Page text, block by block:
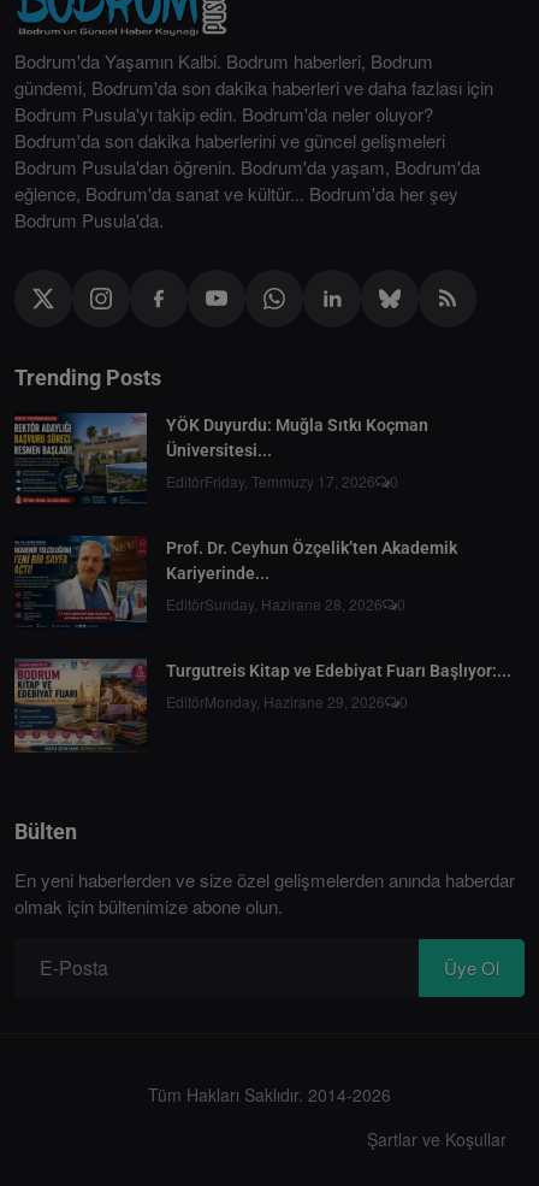
Bodrum'da Yaşamın Kalbi. Bodrum haberleri, Bodrum
gündemi, Bodrum'da son dakika haberleri ve daha fazlası için
Bodrum Pusula'yı takip edin. Bodrum'da neler oluyor?
Bodrum'da son dakika haberlerini ve güncel gelişmeleri
Bodrum Pusula'dan öğrenin. Bodrum'da yaşam, Bodrum'da
eğlence, Bodrum'da sanat ve kültür... Bodrum'da her şey
Bodrum Pusula'da.
Trending Posts
YÖK Duyurdu: Muğla Sıtkı Koçman
Üniversitesi...
EditörFriday, Temmuzy 17, 2026 0
Prof. Dr. Ceyhun Özçelik’ten Akademik
Kariyerinde...
EditörSunday, Hazirane 28, 2026 0
Turgutreis Kitap ve Edebiyat Fuarı Başlıyor:...
EditörMonday, Hazirane 29, 2026 0
Bülten
En yeni haberlerden ve size özel gelişmelerden anında haberdar
olmak için bültenimize abone olun.
Üye Ol
Tüm Hakları Saklıdır. 2014-2026
Şartlar ve Koşullar